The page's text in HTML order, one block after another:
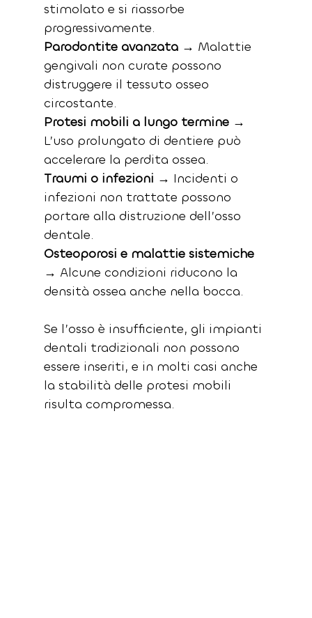
stimolato e si riassorbe
progressivamente.
Parodontite avanzata → Malattie
gengivali non curate possono
distruggere il tessuto osseo
circostante.
Protesi mobili a lungo termine →
L’uso prolungato di dentiere può
accelerare la perdita ossea.
Traumi o infezioni → Incidenti o
infezioni non trattate possono
portare alla distruzione dell’osso
dentale.
Osteoporosi e malattie sistemiche
→ Alcune condizioni riducono la
densità ossea anche nella bocca.
Se l’osso è insufficiente, gli impianti
dentali tradizionali non possono
essere inseriti, e in molti casi anche
la stabilità delle protesi mobili
risulta compromessa.